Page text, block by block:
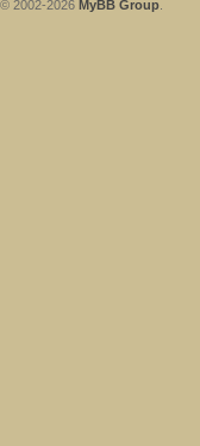
, © 2002-2026 MyBB Group